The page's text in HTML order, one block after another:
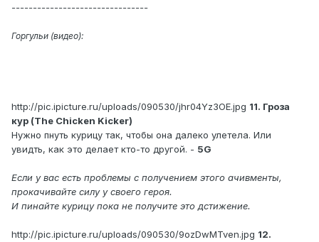
--------------------------------
Горгульи (видео):
http://pic.ipicture.ru/uploads/090530/jhr04Yz3OE.jpg 11. Гроза
кур (The Chicken Kicker)
Нужно пнуть курицу так, чтобы она далеко улетела. Или
увидть, как это делает кто-то другой. - 5G
Если у вас есть проблемы с получением этого ачивменты,
прокачивайте силу у своего героя.
И пинайте курицу пока не получите это дстижение.
http://pic.ipicture.ru/uploads/090530/9ozDwMTven.jpg 12.